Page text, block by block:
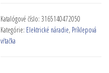
Katalógové číslo:3165140472050
Kategórie: Elektrické náradie, Príklepová
vŕtačka